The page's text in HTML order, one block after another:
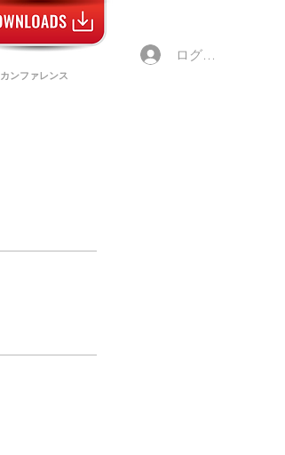
カンファレンス
ログイン